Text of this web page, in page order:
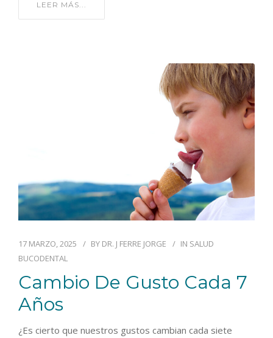
LEER MÁS...
17 MARZO, 2025 BY DR. J FERRE JORGE IN SALUD
BUCODENTAL
Cambio De Gusto Cada 7
Años
¿Es cierto que nuestros gustos cambian cada siete